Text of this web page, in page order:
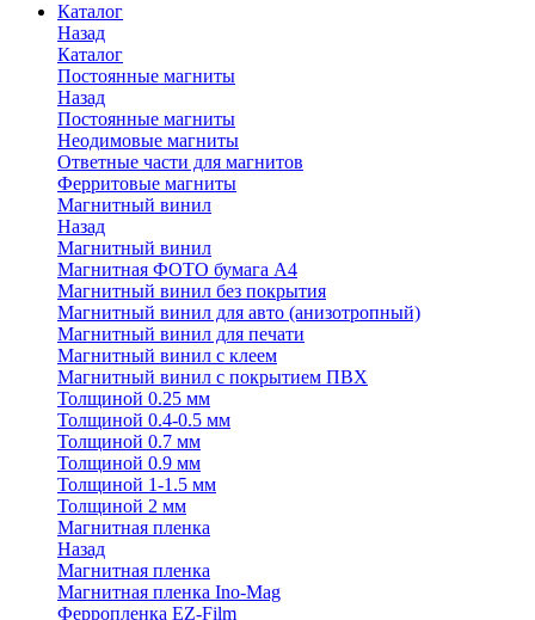
Каталог
Назад
Каталог
Постоянные магниты
Назад
Постоянные магниты
Неодимовые магниты
Ответные части для магнитов
Ферритовые магниты
Магнитный винил
Назад
Магнитный винил
Магнитная ФОТО бумага А4
Магнитный винил без покрытия
Магнитный винил для авто (анизотропный)
Магнитный винил для печати
Магнитный винил с клеем
Магнитный винил с покрытием ПВХ
Толщиной 0.25 мм
Толщиной 0.4-0.5 мм
Толщиной 0.7 мм
Толщиной 0.9 мм
Толщиной 1-1.5 мм
Толщиной 2 мм
Магнитная пленка
Назад
Магнитная пленка
Магнитная пленка Ino-Mag
Ферропленка EZ-Film